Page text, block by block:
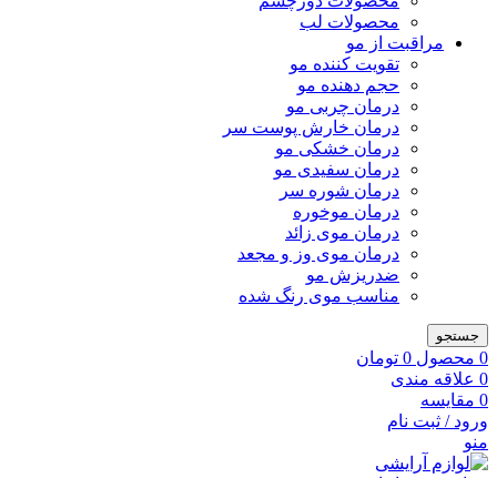
محصولات لب
مراقبت از مو
تقویت کننده مو
حجم دهنده مو
درمان چربی مو
درمان خارش پوست سر
درمان خشکی مو
درمان سفیدی مو
درمان شوره سر
درمان موخوره
درمان موی زائد
درمان موی وز و مجعد
ضدریزش مو
مناسب موی رنگ شده
جستجو
0 محصول 0 تومان
0 علاقه مندی
0 مقایسه
ورود / ثبت نام
منو